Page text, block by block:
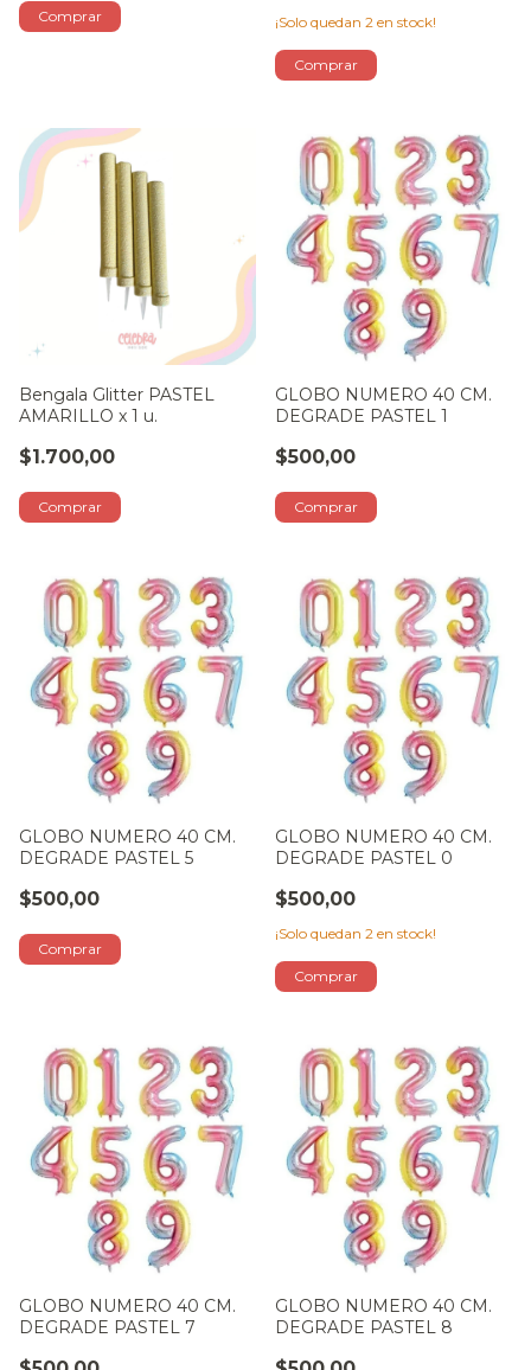
¡Solo quedan 2 en stock!
Bengala Glitter PASTEL
AMARILLO x 1 u.
$1.700,00
GLOBO NUMERO 40 CM.
DEGRADE PASTEL 1
$500,00
GLOBO NUMERO 40 CM.
DEGRADE PASTEL 5
$500,00
GLOBO NUMERO 40 CM.
DEGRADE PASTEL 0
$500,00
¡Solo quedan 2 en stock!
GLOBO NUMERO 40 CM.
DEGRADE PASTEL 7
GLOBO NUMERO 40 CM.
DEGRADE PASTEL 8